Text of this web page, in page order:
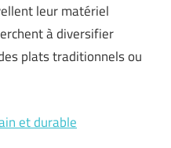
leur matériel
à diversifier
plats traditionnels ou
et durable